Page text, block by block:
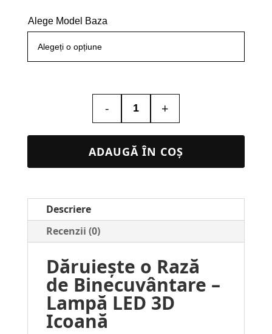
Alege Model Baza
-
Cantitate
Led
Icoana
+
ADAUGĂ ÎN COȘ
Descriere
Recenzii (0)
Dăruiește o Rază
de Binecuvântare –
Lampă LED 3D
Icoană